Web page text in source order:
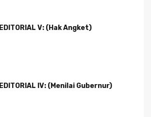
EDITORIAL V: (Hak Angket)
EDITORIAL IV: (Menilai Gubernur)